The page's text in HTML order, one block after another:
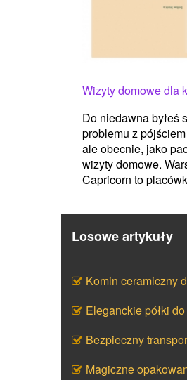
Wizyty domowe dla
Do niedawna byłeś
problemu z
ale obecnie, jako
wizyty domowe.
Capricorn to
Losowe artykuły
Komin ceramiczny
Eleganckie półki
Bezpieczny
Magiczne